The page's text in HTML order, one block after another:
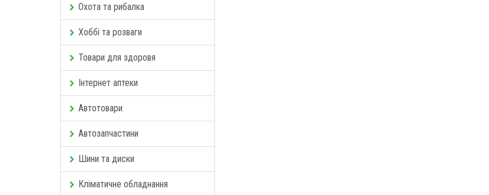
Охота та рибалка
Хоббі та розваги
Товари для здоровя
Інтернет аптеки
Автотовари
Автозапчастини
Шини та диски
Кліматичне обладнання